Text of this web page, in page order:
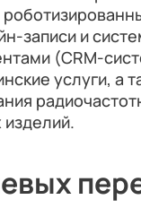
записи и
(CRM-
услуги, а